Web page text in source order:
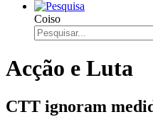
Coiso
Acção e Luta
CTT ignoram